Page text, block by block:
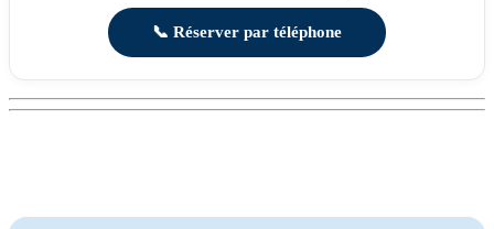
📞 Réserver par téléphone